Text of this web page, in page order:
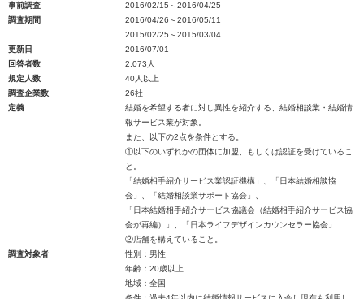
事前調査
2016/02/15～2016/04/25
調査期間
2016/04/26～2016/05/11
2015/02/25～2015/03/04
更新日
2016/07/01
回答者数
2,073人
規定人数
40人以上
調査企業数
26社
定義
結婚を希望する者に対し異性を紹介する、結婚相談業・結婚情
報サービス業が対象。
また、以下の2点を条件とする。
①以下のいずれかの団体に加盟、もしくは認証を受けているこ
と。
「結婚相手紹介サービス業認証機構」、「日本結婚相談協
会」、「結婚相談業サポート協会」、
「日本結婚相手紹介サービス協議会（結婚相手紹介サービス協
会が再編）」、「日本ライフデザインカウンセラー協会」
②店舗を構えていること。
調査対象者
性別：男性
年齢：20歳以上
地域：全国